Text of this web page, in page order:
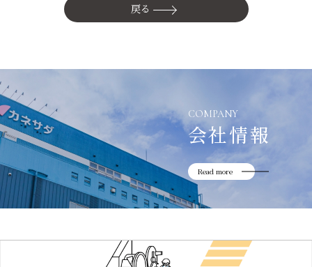
かね貞の歴史
戻る
COMPANY
会社情報
Read more